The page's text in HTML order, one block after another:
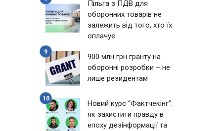
Пільга з ПДВ для
оборонних товарів не
залежить від того, хто їх
оплачує
900 млн грн гранту на
оборонні розробки – не
лише резидентам
Новий курс “Фактчекінг”:
як захистити правду в
епоху дезінформації та